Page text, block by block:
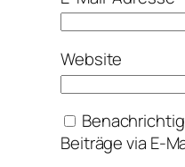
Website
Beiträge via E-